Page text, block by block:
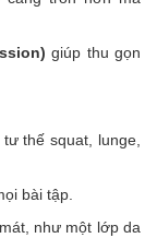
giúp thu gọn
thế squat, lunge,
bài tập.
như một lớp da